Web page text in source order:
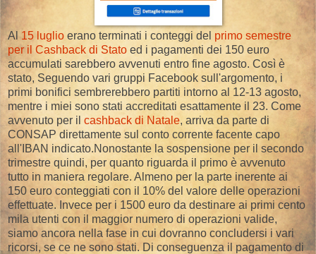
Al 15 luglio erano terminati i conteggi del primo semestre
per il Cashback di Stato ed i pagamenti dei 150 euro
accumulati sarebbero avvenuti entro fine agosto. Così è
stato, Seguendo vari gruppi Facebook sull'argomento, i
primi bonifici sembrerebbero partiti intorno al 12-13 agosto,
mentre i miei sono stati accreditati esattamente il 23. Come
avvenuto per il cashback di Natale, arriva da parte di
CONSAP direttamente sul conto corrente facente capo
all'IBAN indicato.Nonostante la sospensione per il secondo
trimestre quindi, per quanto riguarda il primo è avvenuto
tutto in maniera regolare. Almeno per la parte inerente ai
150 euro conteggiati con il 10% del valore delle operazioni
effettuate. Invece per i 1500 euro da destinare ai primi cento
mila utenti con il maggior numero di operazioni valide,
siamo ancora nella fase in cui dovranno concludersi i vari
ricorsi, se ce ne sono stati. Di conseguenza il pagamento di